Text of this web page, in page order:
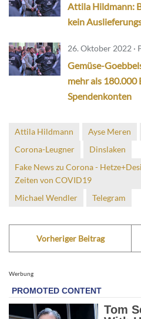
Attila Hildmann:
kein
26. Oktober 2022 ·
Gemüse-
mehr als 180.000
Spendenkonten
Attila Hildmann Ayse Meren
Corona-Leugner
Dinslaken
Fake News zu Corona -
Zeiten von COVID19
Michael Wendler
Telegram
Vorheriger Beitrag
Werbung